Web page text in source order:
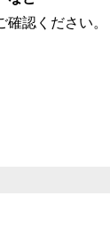
認ください。